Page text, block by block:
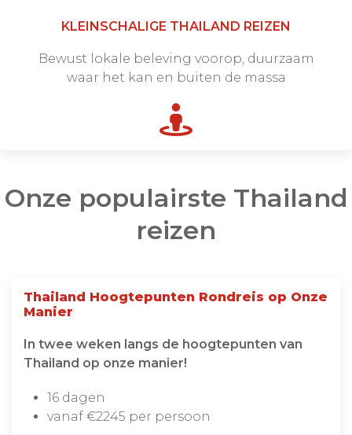
KLEINSCHALIGE THAILAND REIZEN
Bewust lokale beleving voorop, duurzaam
waar het kan en buiten de massa
Onze populairste Thailand
reizen
Thailand Hoogtepunten Rondreis op Onze
Manier
In twee weken langs de hoogtepunten van
Thailand op onze manier!
16 dagen
vanaf €2245 per persoon